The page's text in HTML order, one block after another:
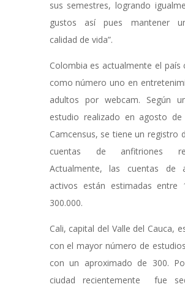
sus semestres, logrando
gustos así pues mantener
calidad de vida”.
Colombia es actualmente el país
como número uno en
adultos por webcam. Según
estudio realizado en agosto
Camcensus, se tiene un registro
cuentas de anfitriones
Actualmente, las cuentas de
activos están estimadas entre
300.000.
Cali, capital del Valle del Cauca,
con el mayor número de
con un aproximado de 300.
ciudad recientemente fue